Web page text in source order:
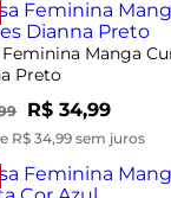
Manga
Preto
R$ 34,99
R$ 34,99 sem juros